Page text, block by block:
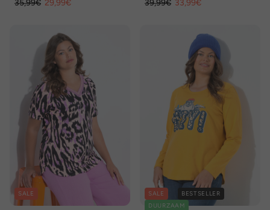
35,99€ 29,99€ 39,99€ 33,99€
SALE SALE
BESTSELLER
DUURZAAM